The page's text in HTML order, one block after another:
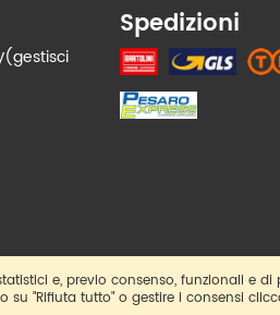
(gestisci
Spedizioni
e, previo consenso, funzionali e
"Rifiuta tutto" o gestire i consensi